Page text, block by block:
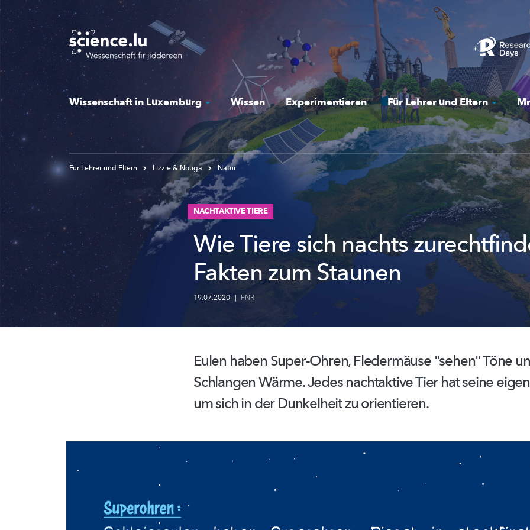
Skip
to
main
content
Wissenschaft in Luxemburg Wissen Experimentieren Für Lehrer und Eltern
Für Lehrer und Eltern Lizzie & Nouga Natur
NACHTAKTIVE TIERE
Wie Tiere sich nachts
Fakten zum Staunen
19.07.2020 | FNR
Eulen haben Super-Ohren, Fledermäuse "sehen" Töne
Schlangen Wärme. Jedes nachtaktive Tier hat seine
um sich in der Dunkelheit zu orientieren.